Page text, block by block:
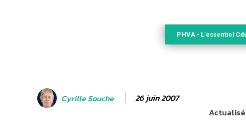
PHVA - L'essentiel
Cyrille Souche 26 juin 2007